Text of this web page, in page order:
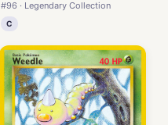
#96 · Legendary Collection
C